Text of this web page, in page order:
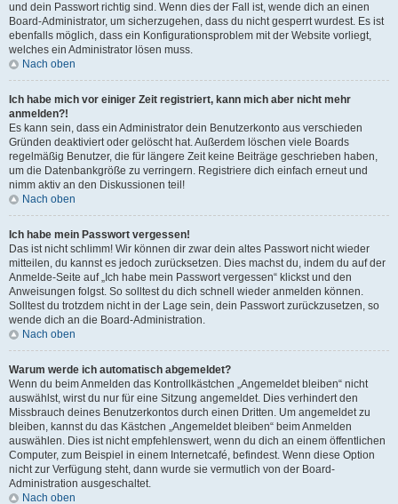
und dein Passwort richtig sind. Wenn dies der Fall ist, wende dich an einen
Board-Administrator, um sicherzugehen, dass du nicht gesperrt wurdest. Es ist
ebenfalls möglich, dass ein Konfigurationsproblem mit der Website vorliegt,
welches ein Administrator lösen muss.
Nach oben
Ich habe mich vor einiger Zeit registriert, kann mich aber nicht mehr
anmelden?!
Es kann sein, dass ein Administrator dein Benutzerkonto aus verschieden
Gründen deaktiviert oder gelöscht hat. Außerdem löschen viele Boards
regelmäßig Benutzer, die für längere Zeit keine Beiträge geschrieben haben,
um die Datenbankgröße zu verringern. Registriere dich einfach erneut und
nimm aktiv an den Diskussionen teil!
Nach oben
Ich habe mein Passwort vergessen!
Das ist nicht schlimm! Wir können dir zwar dein altes Passwort nicht wieder
mitteilen, du kannst es jedoch zurücksetzen. Dies machst du, indem du auf der
Anmelde-Seite auf „Ich habe mein Passwort vergessen“ klickst und den
Anweisungen folgst. So solltest du dich schnell wieder anmelden können.
Solltest du trotzdem nicht in der Lage sein, dein Passwort zurückzusetzen, so
wende dich an die Board-Administration.
Nach oben
Warum werde ich automatisch abgemeldet?
Wenn du beim Anmelden das Kontrollkästchen „Angemeldet bleiben“ nicht
auswählst, wirst du nur für eine Sitzung angemeldet. Dies verhindert den
Missbrauch deines Benutzerkontos durch einen Dritten. Um angemeldet zu
bleiben, kannst du das Kästchen „Angemeldet bleiben“ beim Anmelden
auswählen. Dies ist nicht empfehlenswert, wenn du dich an einem öffentlichen
Computer, zum Beispiel in einem Internetcafé, befindest. Wenn diese Option
nicht zur Verfügung steht, dann wurde sie vermutlich von der Board-
Administration ausgeschaltet.
Nach oben